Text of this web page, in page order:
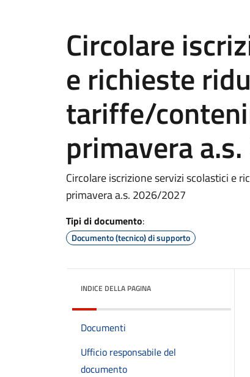
Circolare
e richieste
tariffe/
primavera
Circolare iscrizione servizi scolastici e
primavera a.s. 2026/2027
Tipi di documento:
Documento (tecnico) di supporto
INDICE DELLA PAGINA
Documenti
Ufficio responsabile del
documento